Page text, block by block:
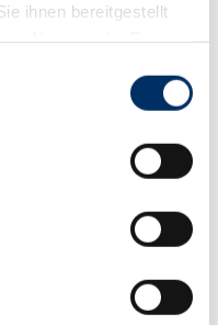
ihnen bereitgestellt
informieren
wir Sie, der
behandeln.